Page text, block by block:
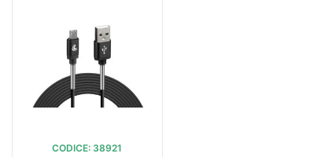
CODICE: 38921
era:
€17,20.